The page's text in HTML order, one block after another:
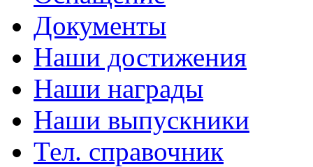
Документы
Наши достижения
Наши награды
Наши выпускники
Тел. справочник